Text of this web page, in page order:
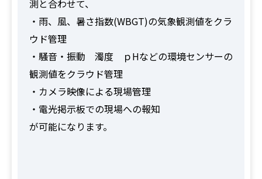
測と合わせて、
・雨、風、暑さ指数(WBGT)の気象観測値をクラ
ウド管理
・騒音・振動 濁度 ｐHなどの環境センサーの
観測値をクラウド管理
・カメラ映像による現場管理
・電光掲示板での現場への報知
が可能になります。